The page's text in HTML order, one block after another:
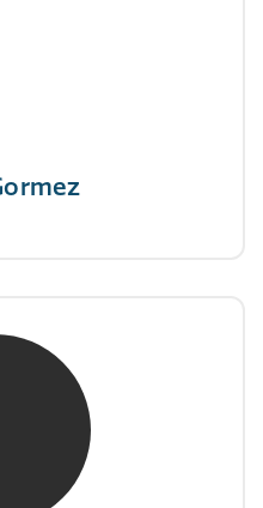
de Jongh
Expert
succes, you need to